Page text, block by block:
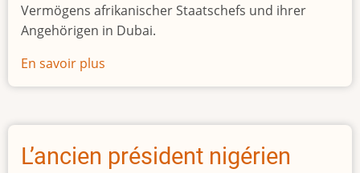
Vermögens afrikanischer Staatschefs und ihrer
Angehörigen in Dubai.
En savoir plus
Immobilien-
afrikanischer
Staatsoberhäupter
in
L’ancien président nigérien